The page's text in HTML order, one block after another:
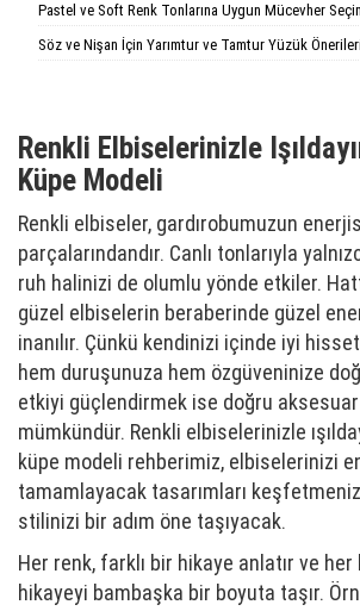
Pastel ve Soft Renk Tonlarına Uygun Mücevher
Söz ve Nişan İçin Yarımtur ve Tamtur Yüzük Önerileri
Renkli Elbiselerinizle
Küpe Modeli
Renkli elbiseler, gardırobumuzun
parçalarındandır. Canlı tonlarıyla
ruh halinizi de olumlu yönde etkiler.
güzel elbiselerin beraberinde güzel
inanılır. Çünkü kendinizi içinde iyi
hem duruşunuza hem özgüveninize
etkiyi güçlendirmek ise doğru
mümkündür. Renkli elbiselerinizle
küpe modeli rehberimiz, elbiselerinizi
tamamlayacak tasarımları
stilinizi bir adım öne taşıyacak.
Her renk, farklı bir hikaye anlatır ve
hikayeyi bambaşka bir boyuta taşır.